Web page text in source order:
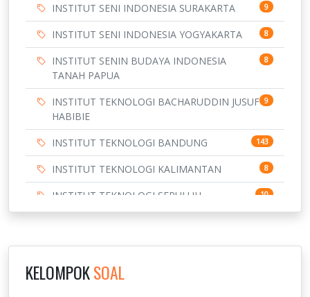
INSTITUT SENI INDONESIA SURAKARTA 9
INSTITUT SENI INDONESIA YOGYAKARTA 8
INSTITUT SENIN BUDAYA INDONESIA
TANAH PAPUA
8
INSTITUT TEKNOLOGI BACHARUDDIN JUSUF
HABIBIE
9
INSTITUT TEKNOLOGI BANDUNG 143
INSTITUT TEKNOLOGI KALIMANTAN 8
INSTITUT TEKNOLOGI SEPULUH
NOVEMBER
10
KELOMPOKSOAL